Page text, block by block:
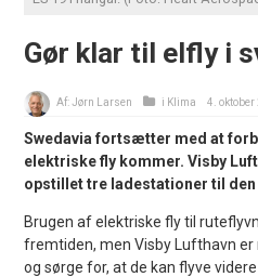
Gør klar til elfly i
Af:Jørn Larsen i Klima 4.
Swedavia fortsætter med at
elektriske fly kommer. Visby
opstillet tre ladestationer til den
Brugen af elektriske fly til
fremtiden, men Visby Lufthavn
og sørge for, at de kan flyve